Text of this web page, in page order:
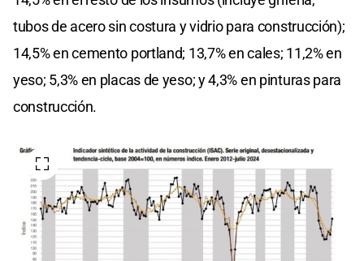
tubos de acero sin costura y vidrio para construcción);
14,5% en cemento portland; 13,7% en cales; 11,2% en
yeso; 5,3% en placas de yeso; y 4,3% en pinturas para
construcción.